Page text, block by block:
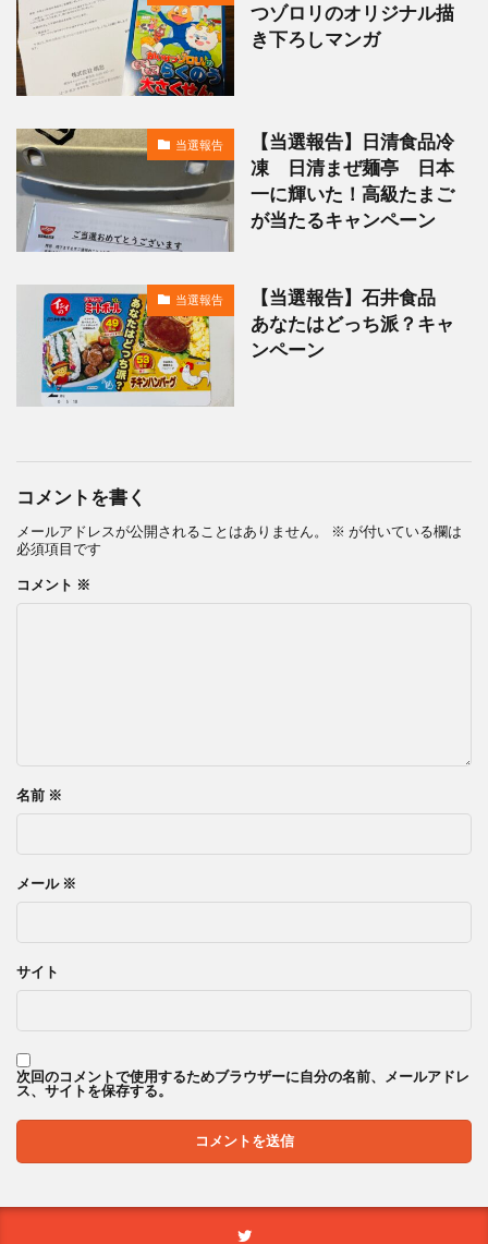
つゾロリのオリジナル描
き下ろしマンガ
当選報告
【当選報告】日清食品冷
凍 日清まぜ麺亭 日本
一に輝いた！高級たまご
が当たるキャンペーン
当選報告
【当選報告】石井食品
あなたはどっち派？キャ
ンペーン
コメントを書く
メールアドレスが公開されることはありません。 ※ が付いている欄は
必須項目です
コメント ※
名前 ※
メール ※
サイト
次回のコメントで使用するためブラウザーに自分の名前、メールアドレ
ス、サイトを保存する。